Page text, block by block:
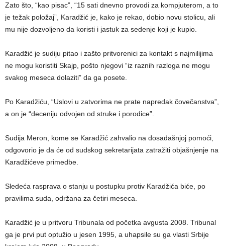
Zato što, “kao pisac”, “15 sati dnevno provodi za kompjuterom, a to
je težak položaj”, Karadžić je, kako je rekao, dobio novu stolicu, ali
mu nije dozvoljeno da koristi i jastuk za sedenje koji je kupio.
Karadžić je sudiju pitao i zašto pritvorenici za kontakt s najmilijima
ne mogu koristiti Skajp, pošto njegovi “iz raznih razloga ne mogu
svakog meseca dolaziti” da ga posete.
Po Karadžiću, “Uslovi u zatvorima ne prate napredak čovečanstva”,
a on je “deceniju odvojen od struke i porodice”.
Sudija Meron, kome se Karadžić zahvalio na dosadašnjoj pomoći,
odgovorio je da će od sudskog sekretarijata zatražiti objašnjenje na
Karadžićeve primedbe.
Sledeća rasprava o stanju u postupku protiv Karadžića biće, po
pravilima suda, održana za četiri meseca.
Karadžić je u pritvoru Tribunala od početka avgusta 2008. Tribunal
ga je prvi put optužio u jesen 1995, a uhapsile su ga vlasti Srbije